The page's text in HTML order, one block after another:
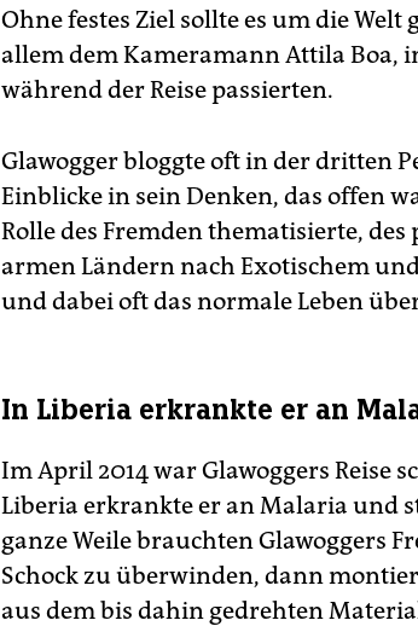
Ohne festes Ziel sollte es um die
allem dem Kameramann Attila Boa,
während der Reise passierten.
Glawogger bloggte oft in der dritten
Einblicke in sein Denken, das offen
Rolle des Fremden thematisierte,
armen Ländern nach Exotischem
und dabei oft das normale Leben
In Liberia erkrankte er an
Im April 2014 war Glawoggers Reise
Liberia erkrankte er an Malaria und
ganze Weile brauchten Glawoggers
Schock zu überwinden, dann
aus dem bis dahin gedrehten